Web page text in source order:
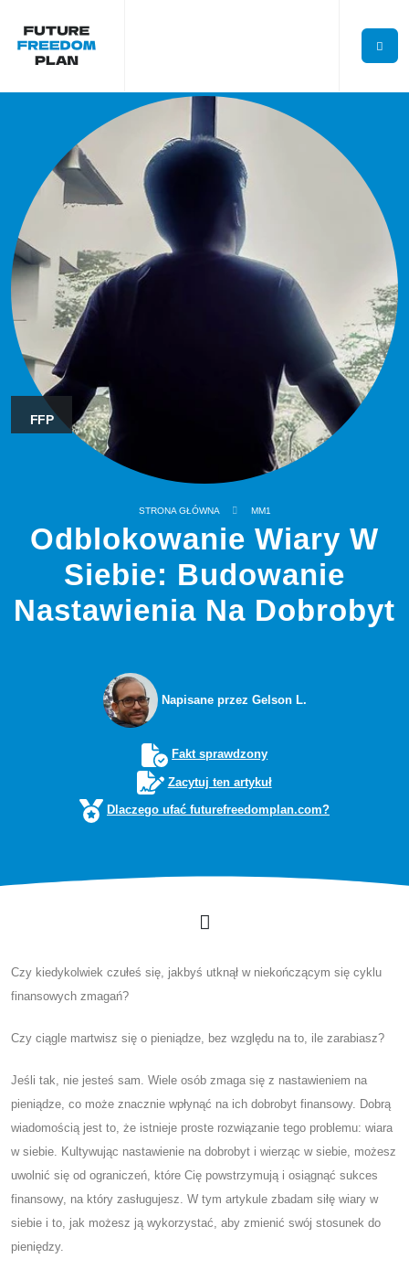
FFP
STRONA GŁÓWNA MM1
Odblokowanie Wiary W
Siebie: Budowanie
Nastawienia Na Dobrobyt
Napisane przez Gelson L.
Fakt sprawdzony
Zacytuj ten artykuł
Dlaczego ufać futurefreedomplan.com?
Czy kiedykolwiek czułeś się, jakbyś utknął w niekończącym się cyklu
finansowych zmagań?
Czy ciągle martwisz się o pieniądze, bez względu na to, ile zarabiasz?
Jeśli tak, nie jesteś sam. Wiele osób zmaga się z nastawieniem na
pieniądze, co może znacznie wpłynąć na ich dobrobyt finansowy. Dobrą
wiadomością jest to, że istnieje proste rozwiązanie tego problemu: wiara
w siebie. Kultywując nastawienie na dobrobyt i wierząc w siebie, możesz
uwolnić się od ograniczeń, które Cię powstrzymują i osiągnąć sukces
finansowy, na który zasługujesz. W tym artykule zbadam siłę wiary w
siebie i to, jak możesz ją wykorzystać, aby zmienić swój stosunek do
pieniędzy.